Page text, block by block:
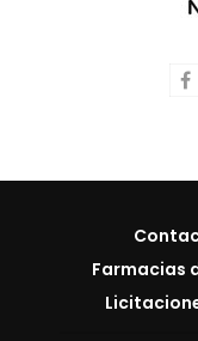
Farmacias